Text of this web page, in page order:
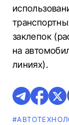
заклепок
на
линиях).